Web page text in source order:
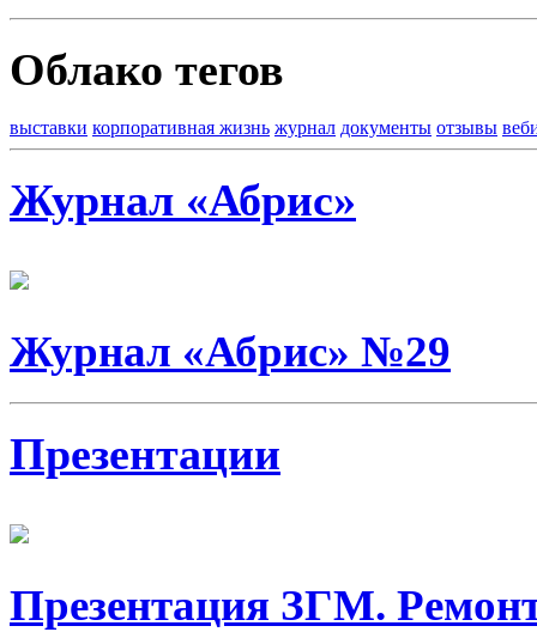
Облако тегов
выставки корпоративная жизнь журнал документы отзывы
Журнал «Абрис»
Журнал «Абрис» №29
Презентации
Презентация ЗГМ.